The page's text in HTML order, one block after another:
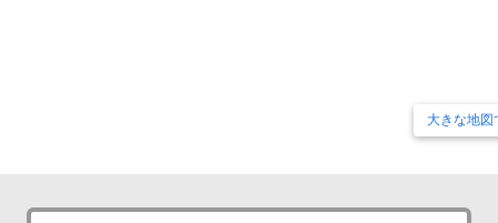
大きな地図